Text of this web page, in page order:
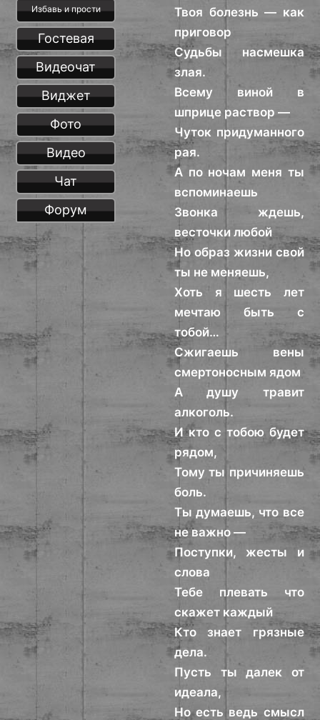
Твоя болезнь — как
приговор
Судьбы насмешка
злая.
Всему виной в
шприце раствор —
Чуток придуманного
рая.
А по ночам меня ты
вспоминаешь
Звонка ждешь,
весточки любой
Но образ жизни свой
ты не меняешь,
Хоть я шесть лет
мечтаю быть с
тобой…
Сжигаешь вены
смертоносным ядом
А душу травит
алкоголь.
И кто с тобою будет
рядом,
Тому ты причиняешь
боль.
Ты думаешь, что все
не важно —
Поступки, жесты и
слова
Тебе плевать что
скажет каждый
Кто знает грязные
дела.
Пусть ты далек от
идеала,
Но есть ведь смысл
Избавь и прости
Гостевая
Видеочат
Виджет
Фото
Видео
Чат
Форум